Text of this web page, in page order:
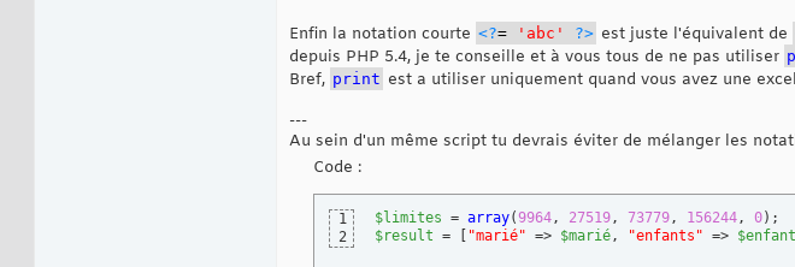
Enfin la notation courte <?= 'abc' ?> est juste l'équivalent de
depuis PHP 5.4, je te conseille et à vous tous de ne pas utiliser
Bref, print est a utiliser uniquement quand vous avez une
---
Au sein d'un même script tu devrais éviter de mélanger les
Code :
1
2
$limites = array(9964, 27519, 73779, 156244, 0)
$result = "marié" => $marié, "enfants" =>